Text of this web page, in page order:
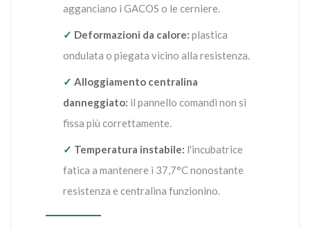
agganciano i GACOS o le cerniere.
✓ Deformazioni da calore: plastica
ondulata o piegata vicino alla resistenza.
✓ Alloggiamento centralina
danneggiato: il pannello comandi non si
fissa più correttamente.
✓ Temperatura instabile: l'incubatrice
fatica a mantenere i 37,7°C nonostante
resistenza e centralina funzionino.